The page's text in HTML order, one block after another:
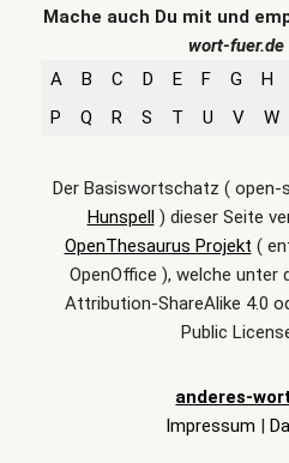
Mache auch Du mit und
wort-fuer.de
A
B C D E F G H
P
Q R S T U V W
Der Basiswortschatz ( open-
Hunspell) dieser Seite
OpenThesaurus Projekt (
OpenOffice ), welche unter
Attribution-ShareAlike 4.0
Public
anderes-
Impressum |